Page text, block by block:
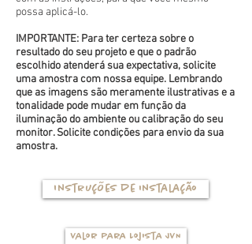
possa aplicá-lo.
IMPORTANTE: Para ter certeza sobre o
resultado do seu projeto e que o padrão
escolhido atenderá sua expectativa, solicite
uma amostra com nossa equipe. Lembrando
que as imagens são meramente ilustrativas e a
tonalidade pode mudar em função da
iluminação do ambiente ou calibração do seu
monitor. Solicite condições para envio da sua
amostra.
Instruções de instalação
Valor para Lojista JVN